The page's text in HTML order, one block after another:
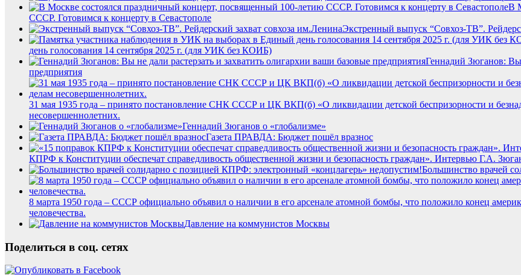
В
СССР. Готовимся к концерту в Севастополе
Экстренный выпуск “Совхоз-ТВ”.
день голосования 14 сентября 2025 г. (для УИК без КОИБ)
Геннадий Зюганов: Вы
предприятия
31 мая 1935 года – принято постановление СНК СССР и ЦК ВКП(б) «О ликвидации детской беспризорности и
несовершеннолетних.
Геннадий Зюганов о «глобализме»
Газета ПРАВДА: Бюджет пошёл вразнос
КПРФ к Конституции обеспечат справедливость общественной жизни и безопасность граждан». Интервью Г.А.
Большинство врачей
8 марта 1950 года – СССР официально объявил о наличии в его арсенале атомной бомбы, что положило конец
человечества.
Давление на коммунистов Москвы
Поделиться в соц. сетях